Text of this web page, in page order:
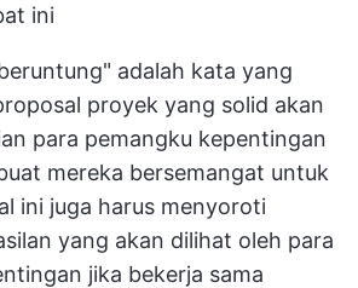
ini
adalah kata yang
proyek yang solid akan
para pemangku kepentingan
mereka bersemangat untuk
ini juga harus menyoroti
yang akan dilihat oleh para
jika bekerja sama